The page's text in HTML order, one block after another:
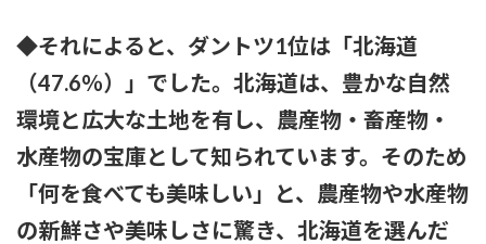
る？
あいみょん「私が乳出してるみたいな…きもすぎ」ネット上で
◆それによると、ダントツ1位は「北海道
（47.6％）」でした。北海道は、豊かな自然
環境と広大な土地を有し、農産物・畜産物・
水産物の宝庫として知られています。そのため
「何を食べても美味しい」と、農産物や水産物
の新鮮さや美味しさに驚き、北海道を選んだ